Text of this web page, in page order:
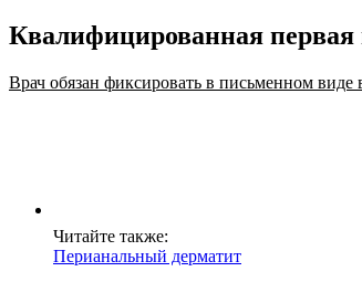
Квалифицированная
Врач обязан фиксировать в письменном
Читайте также:
Перианальный дерматит